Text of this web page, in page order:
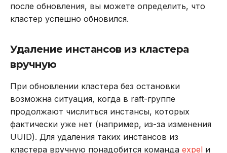
после обновления, вы можете определить, что
кластер успешно обновился.
Удаление инстансов из кластера
вручную
При обновлении кластера без остановки
возможна ситуация, когда в raft-группе
продолжают числиться инстансы, которых
фактически уже нет (например, из-за изменения
UUID). Для удаления таких инстансов из
кластера вручную понадобится команда expel и